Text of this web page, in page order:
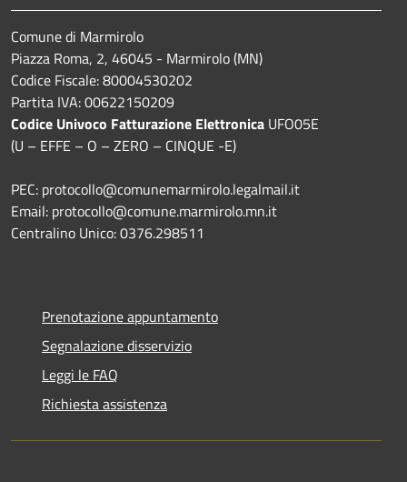
Comune di Marmirolo
Piazza Roma, 2, 46045 - Marmirolo (MN)
Codice Fiscale: 80004530202
Partita IVA: 00622150209
Codice Univoco Fatturazione Elettronica UFO05E
(U – EFFE – O – ZERO – CINQUE -E)
PEC: protocollo@comunemarmirolo.legalmail.it
Email: protocollo@comune.marmirolo.mn.it
Centralino Unico: 0376.298511
Prenotazione appuntamento
Segnalazione disservizio
Leggi le FAQ
Richiesta assistenza